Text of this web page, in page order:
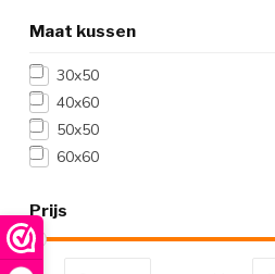
Maat kussen
30x50
40x60
50x50
60x60
Prijs